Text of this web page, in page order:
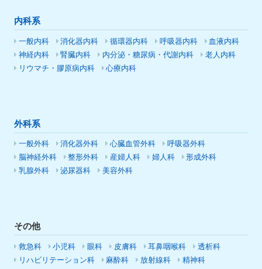
内科系
一般内科 消化器内科 循環器内科 呼吸器内科
血液内科
神経内科
腎臓内科 内分泌・糖尿病・代謝内科
老人内科
リウマチ・膠原病内科
心療内科
外科系
一般外科 消化器外科 心臓血管外科
呼吸器外科
脳神経外科
整形外科 産婦人科 婦人科
形成外科
乳腺外科
泌尿器科 美容外科
その他
救急科 小児科 眼科 皮膚科 耳鼻咽喉科
透析科
リハビリテーション科
麻酔科 放射線科
精神科